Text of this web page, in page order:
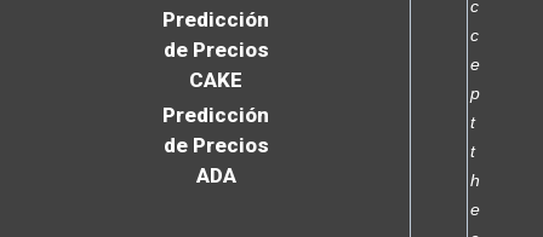
Predicción
de Precios
CAKE
Predicción
de Precios
ADA
c
c
e
p
t
t
h
e